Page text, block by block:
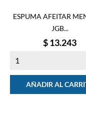
ESPUMA AFEITAR
JGB...
Precio
$ 13.243
AÑADIR AL